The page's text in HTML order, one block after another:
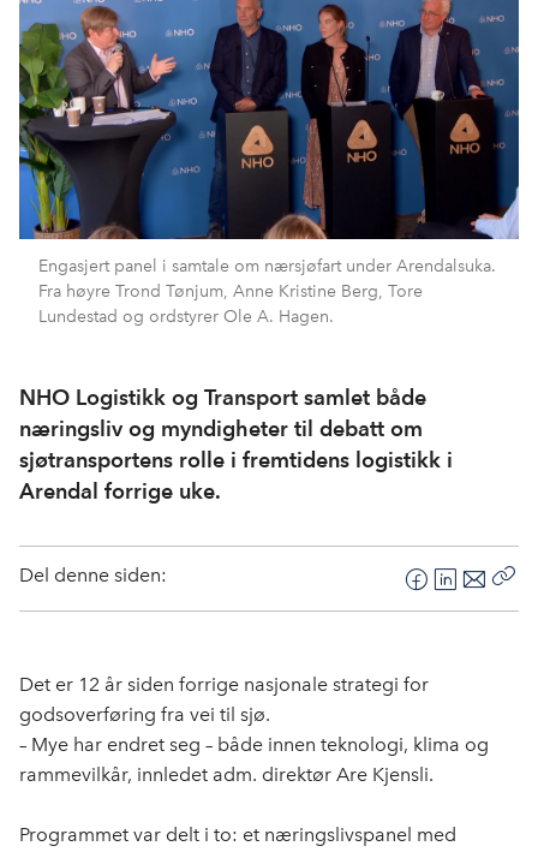
Engasjert panel i samtale om nærsjøfart under Arendalsuka.
Fra høyre Trond Tønjum, Anne Kristine Berg, Tore
Lundestad og ordstyrer Ole A. Hagen.
NHO Logistikk og Transport samlet både
næringsliv og myndigheter til debatt om
sjøtransportens rolle i fremtidens logistikk i
Arendal forrige uke.
Del denne siden:
F
a
e
L
i
E
-
Det er 12 år siden forrige nasjonale strategi for
godsoverføring fra vei til sjø.
– Mye har endret seg – både innen teknologi, klima og
rammevilkår, innledet adm. direktør Are Kjensli.
Programmet var delt i to: et næringslivspanel med